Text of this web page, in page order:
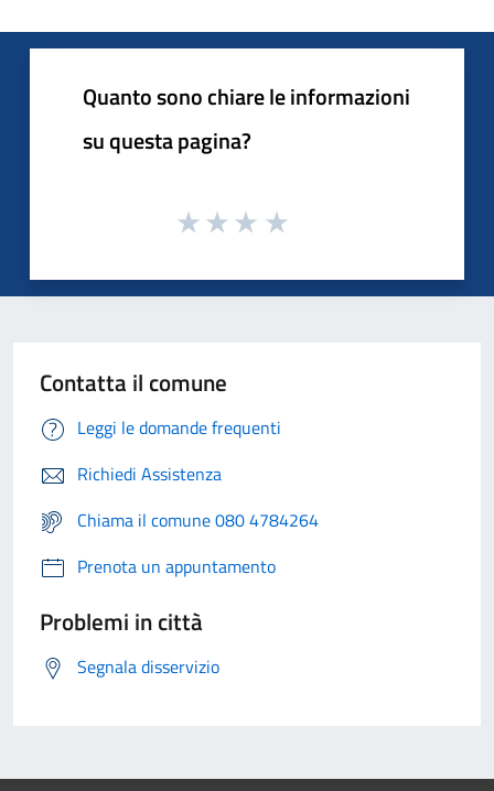
Quanto sono chiare le informazioni
su questa pagina?
Contatta il comune
Leggi le domande frequenti
Richiedi Assistenza
Chiama il comune 080 4784264
Prenota un appuntamento
Problemi in città
Segnala disservizio